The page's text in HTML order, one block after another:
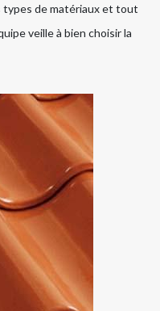
types de matériaux et tout
veille à bien choisir la